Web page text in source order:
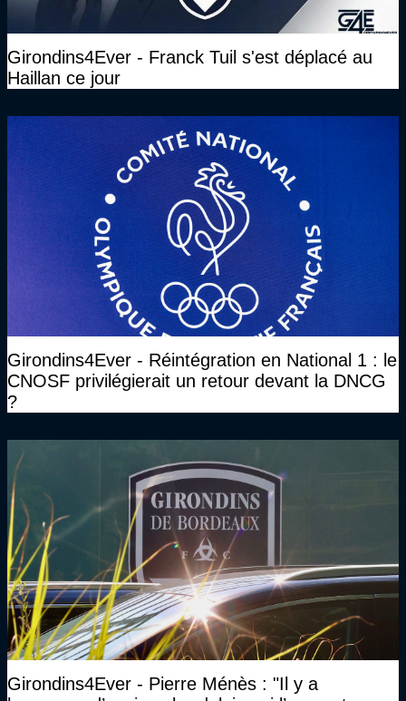
Girondins4Ever - Franck Tuil s'est déplacé au
Haillan ce jour
Girondins4Ever - Réintégration en National 1 : le
CNOSF privilégierait un retour devant la DNCG
?
Girondins4Ever - Pierre Ménès : "Il y a